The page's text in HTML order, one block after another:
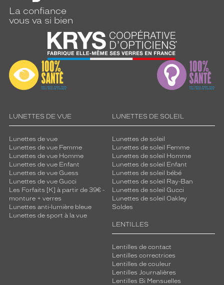
La confiance
vous va si bien
LUNETTES DE VUE
Lunettes de vue
Lunettes de vue Femme
Lunettes de vue Homme
Lunettes de vue Enfant
Lunettes de vue Guess
Lunettes de vue Gucci
Les Forfaits [K] à partir de 39€ -
monture + verres
Lunettes anti-lumière bleue
Lunettes de sport à la vue
LUNETTES DE SOLEIL
Lunettes de soleil
Lunettes de soleil Femme
Lunettes de soleil Homme
Lunettes de soleil Enfant
Lunettes de soleil bébé
Lunettes de soleil Ray-Ban
Lunettes de soleil Gucci
Lunettes de soleil Oakley
Soldes
LENTILLES
Lentilles de contact
Lentilles correctrices
Lentilles de couleur
Lentilles Journalières
Lentilles Bi Mensuelles